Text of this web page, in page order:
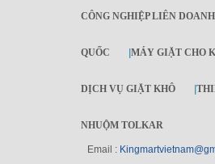
CÔNG NGHIỆP LIÊN
QUỐC |MÁY GIẶT CHO
DỊCH VỤ GIẶT KHÔ |
NHUỘM TOLKAR
Email :